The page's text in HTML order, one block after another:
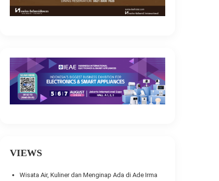
VIEWS
Wisata Air, Kuliner dan Menginap Ada di Ade Irma